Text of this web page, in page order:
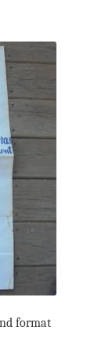
format